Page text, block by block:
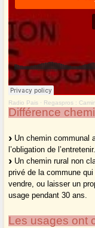
Radio Pais · Regaspros :
Différence
Un chemin communal
l’obligation de l’entretenir.
Un chemin rural non
privé de la commune
vendre, ou laisser un
usage pendant 30 ans.
Les usages ont